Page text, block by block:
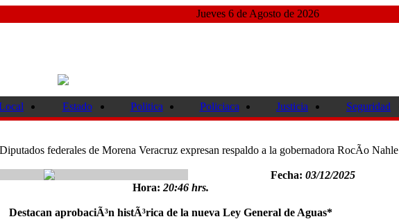
Jueves 6 de Agosto de 2026
Estado Politica Policiaca Justicia Seguridad
federales de Morena Veracruz expresan respaldo a la gobernadora RocÃ­o Nahle
Fecha: 03/12/2025
Hora: 20:46 hrs.
Destacan aprobaciÃ³n histÃ³rica de la nueva Ley General de Aguas*